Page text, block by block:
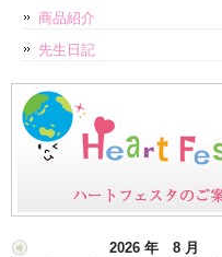
商品紹介
先生日記
2026 年 8 月